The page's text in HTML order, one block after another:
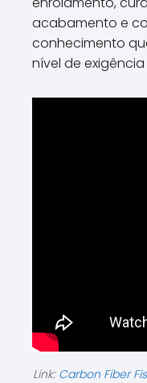
acabamento e
conhecimento
nível de
Link: Carbon Fiber